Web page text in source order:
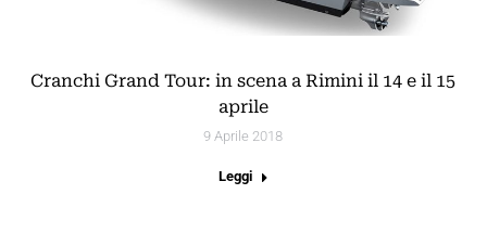
Cranchi Grand Tour: in scena a Rimini il 14 e il 15
aprile
9 Aprile 2018
Leggi